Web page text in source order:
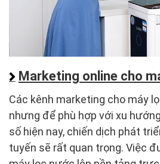
Marketing online cho
Các kênh marketing cho máy
nhưng để phù hợp với xu
số hiện nay, chiến dịch phát
tuyến sẽ rất quan trọng. Việc